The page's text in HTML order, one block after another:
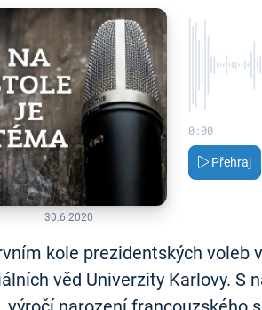
30.6.2020
0:00
Přehraj
kole prezidentských
věd Univerzity Karlovy.